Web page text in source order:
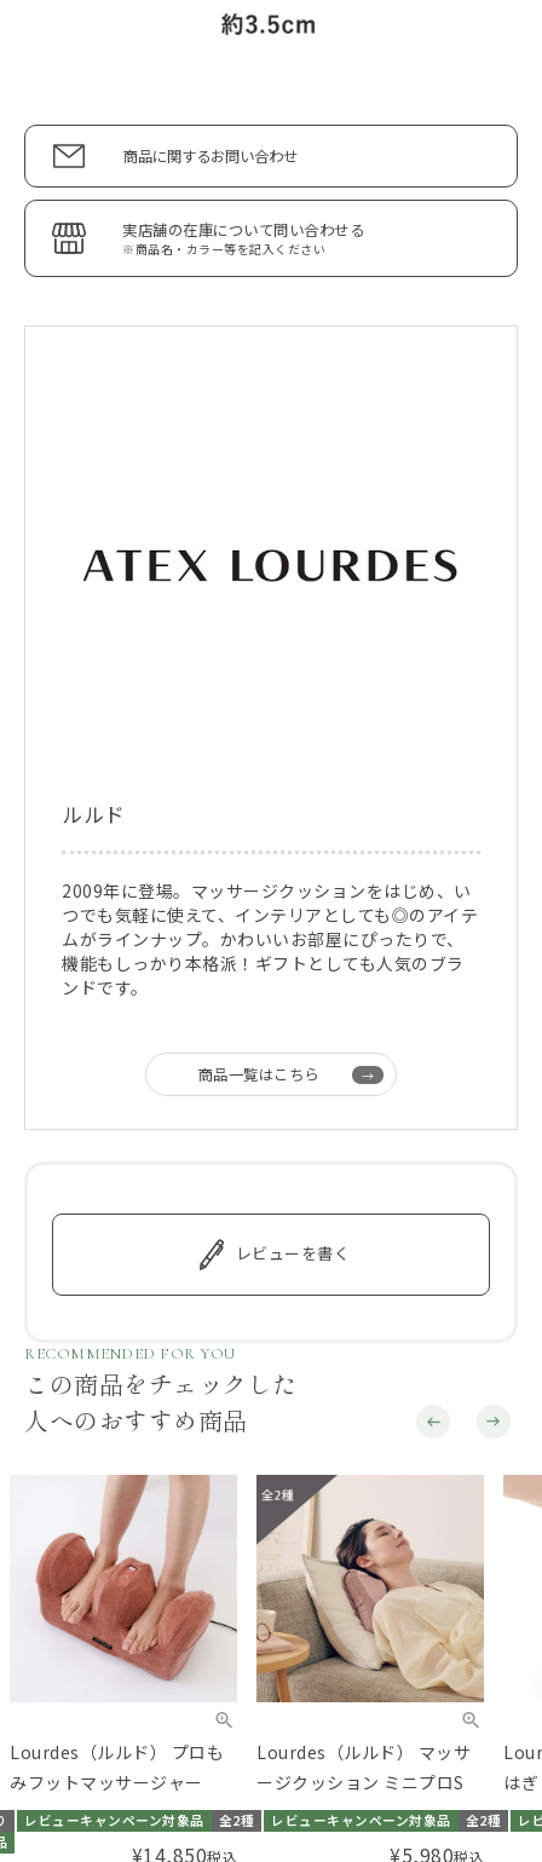
商品に関するお問い合わせ
実店舗の在庫について問い合わせる
※商品名・カラー等を記入ください
ルルド
2009年に登場。マッサージクッションをはじめ、い
つでも気軽に使えて、インテリアとしても◎のアイテ
ムがラインナップ。かわいいお部屋にぴったりで、
機能もしっかり本格派！ギフトとしても人気のブラ
ンドです。
商品一覧はこちら
レビューを書く
RECOMMENDED FOR YOU
この商品をチェックした
人へのおすすめ商品
Lourdes（ルルド） プロも
みフットマッサージャー
レビューキャンペーン対象品 全2種
¥14,850税込
Lourdes（ルルド） マッサ
ージクッション ミニプロS
レビューキャンペーン対象品 全2種
¥5,980税込
は
レ